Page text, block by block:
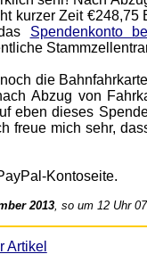
kurzer Zeit
Spendenkonto
die
Abzug von
eben dieses
freue mich sehr,
2013, so um 12 Uhr 07
Artikel